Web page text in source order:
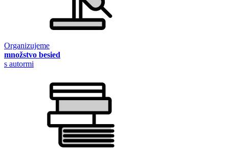
Organizujeme
množstvo besied
s autormi